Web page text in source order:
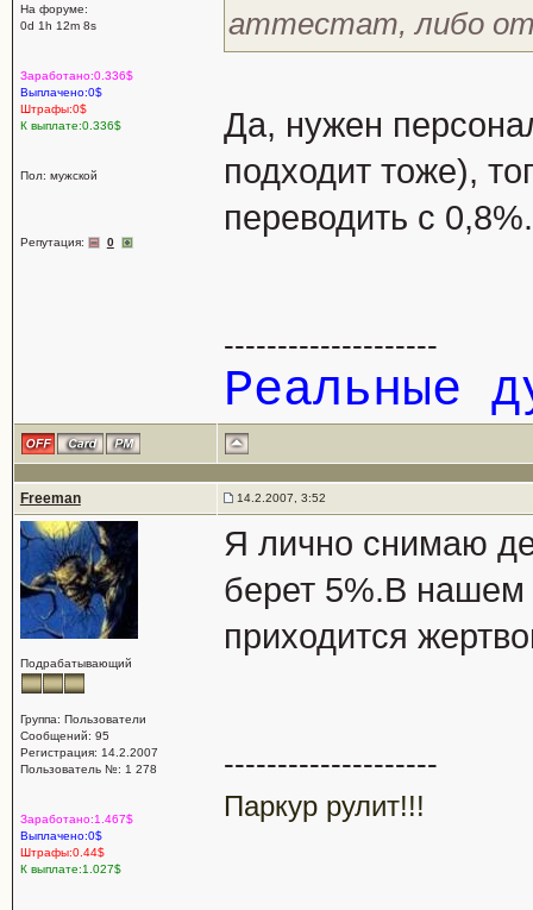
На форуме:
0d 1h 12m 8s
Заработано:0.336$
Выплачено:0$
Штрафы:0$
К выплате:0.336$
Пол: мужской
Репутация: 0
аттестат, либо
Да, нужен
подходит тоже),
переводить с 0,8%.
--------------------
Реальные
Freeman 14.2.2007, 3:52
Подрабатывающий
Группа: Пользователи
Сообщений: 95
Регистрация: 14.2.2007
Пользователь №: 1 278
Заработано:1.467$
Выплачено:0$
Штрафы:0.44$
К выплате:1.027$
Я лично снимаю
берет 5%.В нашем
приходится
--------------------
Паркур рулит!!!